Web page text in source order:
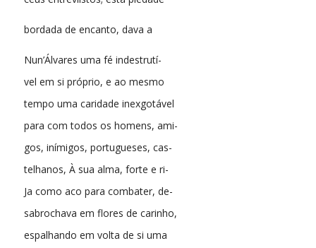
bordada de encanto, dava a
Nun’Álvares uma fé indestrutí-
vel em si próprio, e ao mesmo
tempo uma caridade inexgotável
para com todos os homens, ami-
gos, inímigos, portugueses, cas-
telhanos, À sua alma, forte e ri-
Ja como aco para combater, de-
sabrochava em flores de carinho,
espalhando em volta de si uma